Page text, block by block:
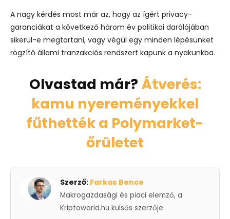
A nagy kérdés most már az, hogy az ígért privacy-
garanciákat a következő három év politikai darálójában
sikerül-e megtartani, vagy végül egy minden lépésünket
rögzítő állami tranzakciós rendszert kapunk a nyakunkba.
Olvastad már? Átverés:
kamu nyereményekkel
fűthették a Polymarket-
őrületet
Szerző: Farkas Bence
Makrogazdasági és piaci elemző, a
Kriptoworld.hu külsős szerzője